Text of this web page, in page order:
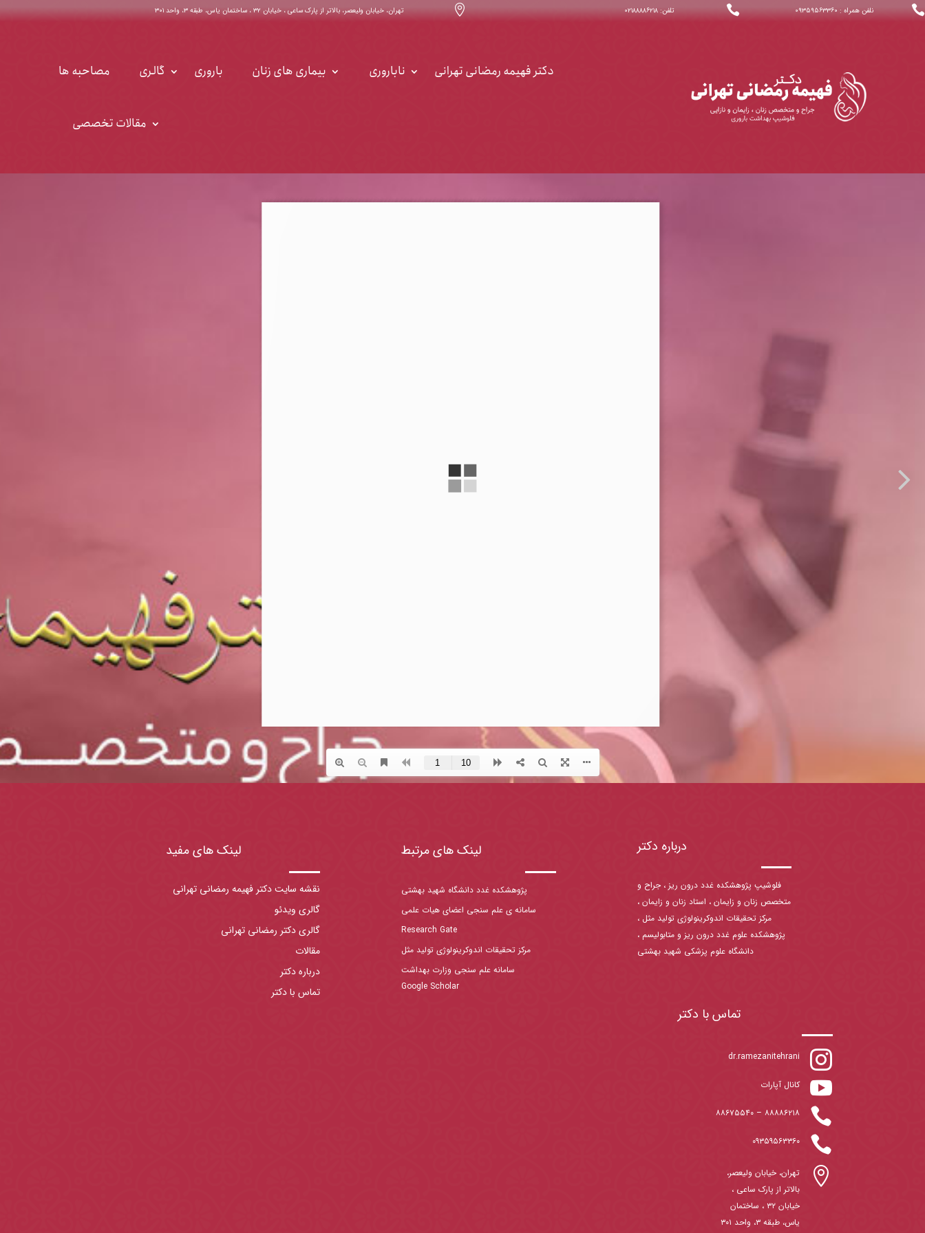
 تهران، خیابان ولیعصر، بالاتر از پارک ساعی ، خیابان ۳۲ ، ساختمان یاس، طبقه ۳، واحد ۳۰۱  تلفن: ۰۲۱۸۸۸۸۶۲۱۸  نلفن همراه : ۰۹۳۵۹۵۶۳۳۶۰
دکتر فهیمه رمضانی تهرانی ناباروری بیماری های زنان باروری گالری مصاحبه ها
مقالات تخصصی
درباره دکتر
فلوشیپ پژوهشکده غدد درون ریز ، جراح و
متخصص زنان و زایمان ، استاد زنان و زایمان ،
مرکز تحقیقات اندوکرینولوژی تولید مثل ،
پژوهشکده علوم غدد درون ریز و متابولیسم ،
دانشگاه علوم پزشکی شهید بهشتی
لینک های مرتبط
پژوهشکده غدد دانشگاه شهید بهشتی
سامانه ی علم سنجی اعضای هیات علمی
Research Gate
مرکز تحقیقات اندوکرینولوژی تولید مثل
سامانه علم سنجی وزارت بهداشت
Google Scholar
لینک های مفید
نقشه سایت دکتر فهیمه رمضانی تهرانی
گالری ویدئو
گالری دکتر رمضانی تهرانی
مقالات
درباره دکتر
تماس با دکتر
تماس با دکتر

dr.ramezanitehrani
 کانال آپارات
 ۸۸۸۸۶۲۱۸– ۸۸۶۷۵۵۴۰
 ۰۹۳۵۹۵۶۳۳۶۰

تهران، خیابان ولیعصر،
بالاتر از پارک ساعی ،
خیابان ۳۲ ، ساختمان
یاس، طبقه ۳، واحد ۳۰۱